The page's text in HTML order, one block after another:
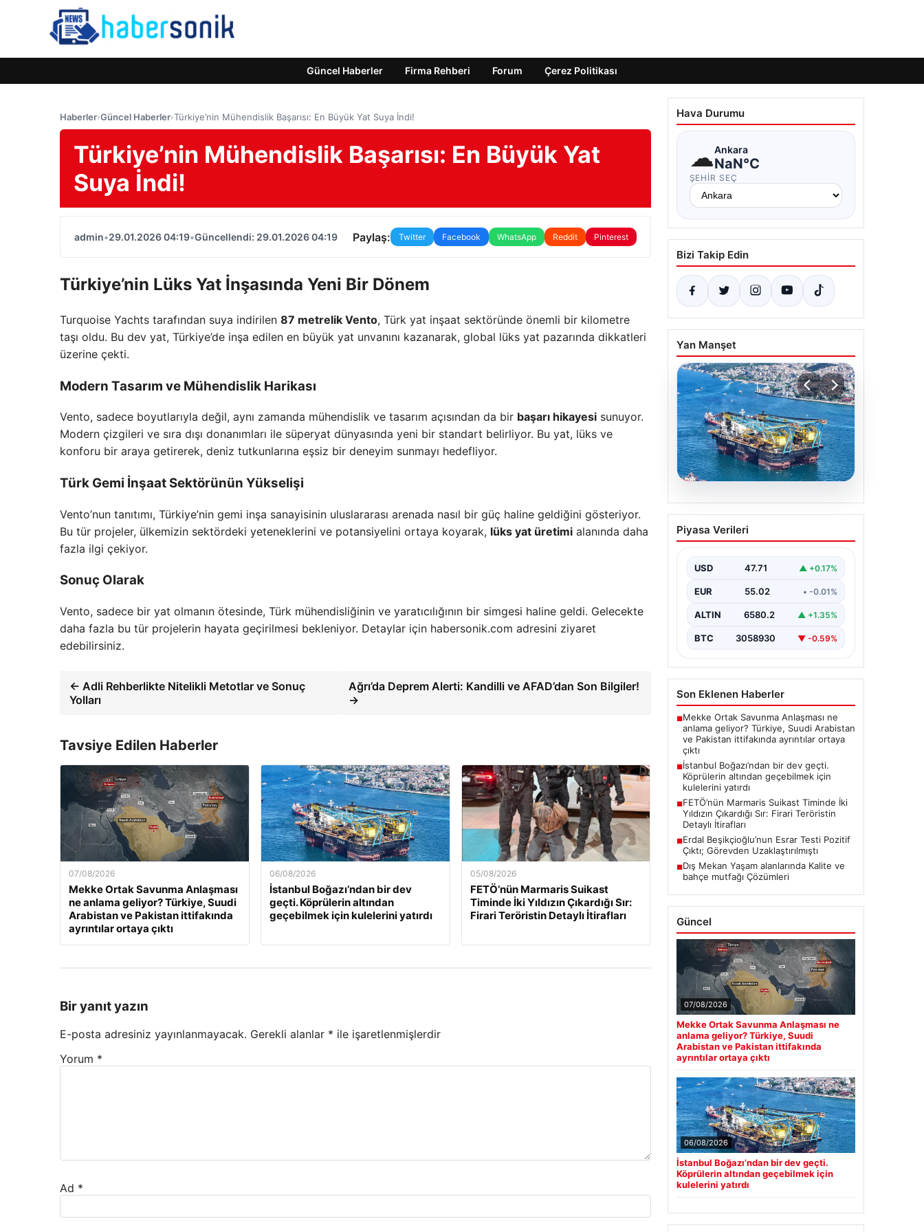
Güncel Haberler Firma Rehberi Forum Çerez Politikası
Haberler›Güncel Haberler›Türkiye’nin Mühendislik Başarısı: En Büyük Yat Suya İndi!
Türkiye’nin Mühendislik Başarısı: En Büyük Yat
Suya İndi!
admin•29.01.2026 04:19•Güncellendi: 29.01.2026 04:19 Paylaş: Twitter Facebook WhatsApp Reddit Pinterest
Türkiye’nin Lüks Yat İnşasında Yeni Bir Dönem
Turquoise Yachts tarafından suya indirilen 87 metrelik Vento, Türk yat inşaat sektöründe önemli bir kilometre
taşı oldu. Bu dev yat, Türkiye’de inşa edilen en büyük yat unvanını kazanarak, global lüks yat pazarında dikkatleri
üzerine çekti.
Modern Tasarım ve Mühendislik Harikası
Vento, sadece boyutlarıyla değil, aynı zamanda mühendislik ve tasarım açısından da bir başarı hikayesi sunuyor.
Modern çizgileri ve sıra dışı donanımları ile süperyat dünyasında yeni bir standart belirliyor. Bu yat, lüks ve
konforu bir araya getirerek, deniz tutkunlarına eşsiz bir deneyim sunmayı hedefliyor.
Türk Gemi İnşaat Sektörünün Yükselişi
Vento’nun tanıtımı, Türkiye’nin gemi inşa sanayisinin uluslararası arenada nasıl bir güç haline geldiğini gösteriyor.
Bu tür projeler, ülkemizin sektördeki yeteneklerini ve potansiyelini ortaya koyarak, lüks yat üretimi alanında daha
fazla ilgi çekiyor.
Sonuç Olarak
Vento, sadece bir yat olmanın ötesinde, Türk mühendisliğinin ve yaratıcılığının bir simgesi haline geldi. Gelecekte
daha fazla bu tür projelerin hayata geçirilmesi bekleniyor. Detaylar için habersonik.com adresini ziyaret
edebilirsiniz.
← Adli Rehberlikte Nitelikli Metotlar ve Sonuç
Yolları
Ağrı’da Deprem Alerti: Kandilli ve AFAD’dan Son Bilgiler!
→
Tavsiye Edilen Haberler
07/08/2026
Mekke Ortak Savunma Anlaşması
ne anlama geliyor? Türkiye, Suudi
Arabistan ve Pakistan ittifakında
ayrıntılar ortaya çıktı
06/08/2026
İstanbul Boğazı’ndan bir dev
geçti. Köprülerin altından
geçebilmek için kulelerini yatırdı
05/08/2026
FETÖ’nün Marmaris Suikast
Timinde İki Yıldızın Çıkardığı Sır:
Firari Teröristin Detaylı İtirafları
Bir yanıt yazın
E-posta adresiniz yayınlanmayacak. Gerekli alanlar * ile işaretlenmişlerdir
Yorum *
Ad *
Hava Durumu
☁Ankara
NaN°C
ŞEHIR SEÇ
Bizi Takip Edin
Yan Manşet
06.08.2026
İstanbul Boğazı’ndan bir
dev geçti. Köprülerin
kulelerini yatırdı
Piyasa Verileri
USD 47.71 ▲ +0.17%
EUR 55.02 • -0.01%
ALTIN 6580.2 ▲ +1.35%
BTC 3058930 ▼ -0.59%
Son Eklenen Haberler
■Mekke Ortak Savunma Anlaşması ne
anlama geliyor? Türkiye, Suudi Arabistan
ve Pakistan ittifakında ayrıntılar ortaya
çıktı
■İstanbul Boğazı’ndan bir dev geçti.
Köprülerin altından geçebilmek için
kulelerini yatırdı
■FETÖ’nün Marmaris Suikast Timinde İki
Yıldızın Çıkardığı Sır: Firari Teröristin
Detaylı İtirafları
■Erdal Beşikçioğlu’nun Esrar Testi Pozitif
Çıktı; Görevden Uzaklaştırılmıştı
■Dış Mekan Yaşam alanlarında Kalite ve
bahçe mutfağı Çözümleri
Güncel
07/08/2026
Mekke Ortak Savunma Anlaşması ne
anlama geliyor? Türkiye, Suudi
Arabistan ve Pakistan ittifakında
ayrıntılar ortaya çıktı
06/08/2026
İstanbul Boğazı’ndan bir dev geçti.
Köprülerin altından geçebilmek için
kulelerini yatırdı